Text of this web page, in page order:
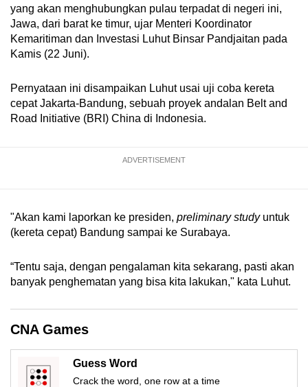
yang akan menghubungkan pulau terpadat di negeri ini,
Jawa, dari barat ke timur, ujar Menteri Koordinator
Kemaritiman dan Investasi Luhut Binsar Pandjaitan pada
Kamis (22 Juni).
Pernyataan ini disampaikan Luhut usai uji coba kereta
cepat Jakarta-Bandung, sebuah proyek andalan Belt and
Road Initiative (BRI) China di Indonesia.
ADVERTISEMENT
"Akan kami laporkan ke presiden, preliminary study untuk
(kereta cepat) Bandung sampai ke Surabaya.
“Tentu saja, dengan pengalaman kita sekarang, pasti akan
banyak penghematan yang bisa kita lakukan," kata Luhut.
CNA Games
Guess Word
Crack the word, one row at a time
upgrade
to
a
supported
or,
for
mobile
app.
Upgraded
but
still
having
Contact
us